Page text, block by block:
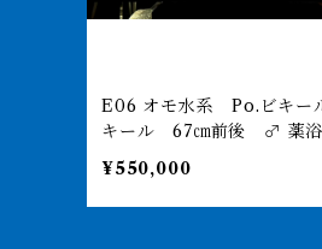
E06 オモ水系 Po.ビキールビ
キール 67㎝前後 ♂ 薬浴完
了済み
¥550,000